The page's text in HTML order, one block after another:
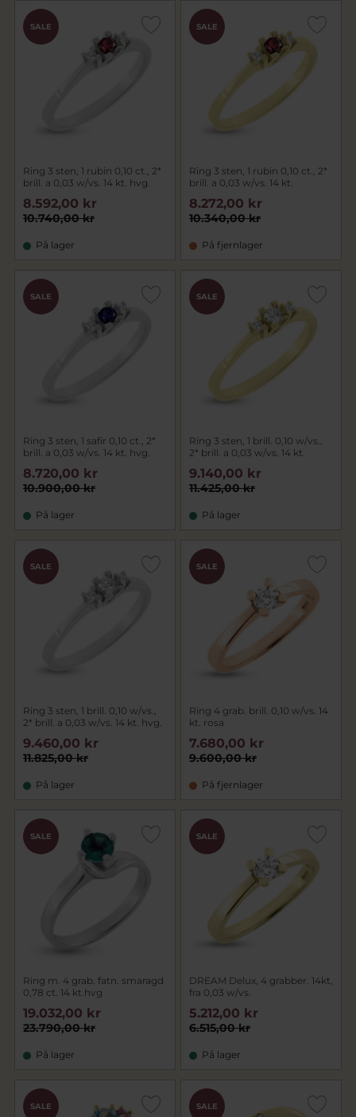
SALE
Ring 3 sten, 1 rubin 0,10 ct., 2*
brill. a 0,03 w/vs. 14 kt. hvg.
10.740,00 kr
8.592,00 kr
På lager
SALE
Ring 3 sten, 1 rubin 0,10 ct., 2*
brill. a 0,03 w/vs. 14 kt.
10.340,00 kr
8.272,00 kr
På fjernlager
SALE
Ring 3 sten, 1 safir 0,10 ct., 2*
brill. a 0,03 w/vs. 14 kt. hvg.
10.900,00 kr
8.720,00 kr
På lager
SALE
Ring 3 sten, 1 brill. 0,10 w/vs.,
2* brill. a 0,03 w/vs. 14 kt.
11.425,00 kr
9.140,00 kr
På lager
SALE
Ring 3 sten, 1 brill. 0,10 w/vs.,
2* brill. a 0,03 w/vs. 14 kt. hvg.
11.825,00 kr
9.460,00 kr
På lager
SALE
Ring 4 grab. brill. 0,10 w/vs. 14
kt. rosa
9.600,00 kr
7.680,00 kr
På fjernlager
SALE
Ring m. 4 grab. fatn. smaragd
0,78 ct. 14 kt.hvg
23.790,00 kr
19.032,00 kr
På lager
SALE
DREAM Delux, 4 grabber. 14kt,
fra 0,03 w/vs.
6.515,00 kr
5.212,00 kr
På lager
SALE SALE